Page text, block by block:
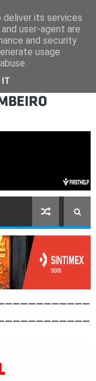
its services
user-agent are
and security
usage
IT